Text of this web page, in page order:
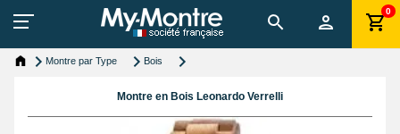
0
Montre par Type Bois
Montre en Bois Leonardo Verrelli